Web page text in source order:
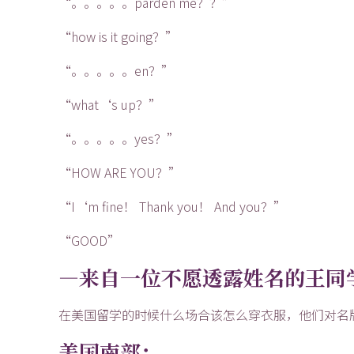
“how is it going？”
“。。。。。en？”
“what‘s up？”
“。。。。。yes？”
“HOW ARE YOU？”
“I‘m fine！ Thank you！ And you？”
“GOOD”
—来自一位不愿透露姓名的王同
在美国留学的时候什么场合该怎么穿衣服，他们对名